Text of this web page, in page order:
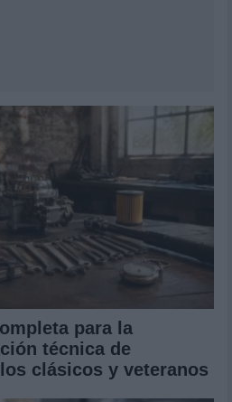
para la
técnica de
clásicos y veteranos